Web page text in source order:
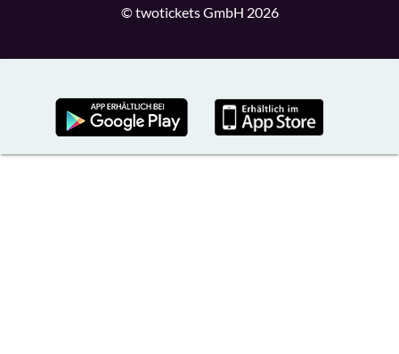
© twotickets GmbH 2026